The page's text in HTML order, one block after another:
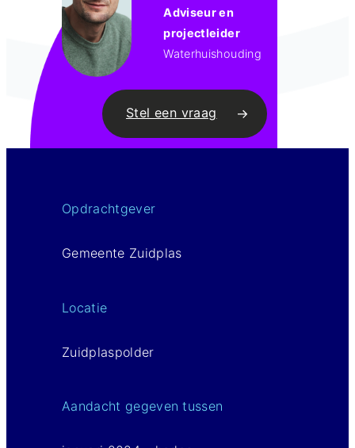
Adviseur en
projectleider
Waterhuishouding
Stel een vraag
Opdrachtgever
Gemeente Zuidplas
Locatie
Zuidplaspolder
Aandacht gegeven tussen